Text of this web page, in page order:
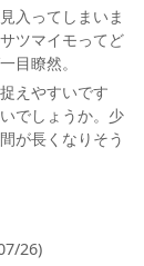
入ってしまいま
ツマイモってど
目瞭然。
えやすいです
でしょうか。少
が長くなりそう
26)